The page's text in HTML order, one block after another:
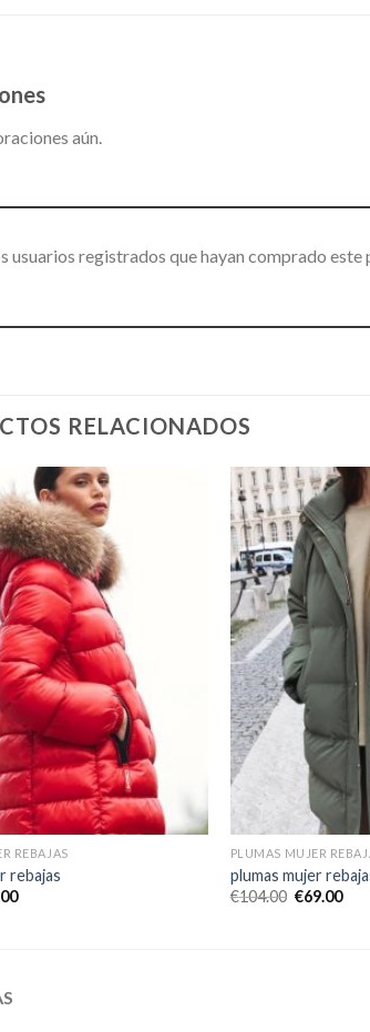
aún.
usuarios registrados que hayan comprado
RELACIONADOS
REBAJAS
rebajas
PLUMAS MUJER
plumas mujer
€104.00 €69.00